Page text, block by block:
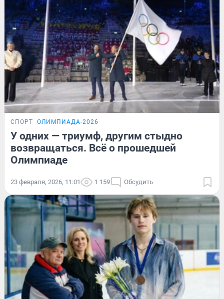
СПОРТ ОЛИМПИАДА-2026
У одних — триумф, другим стыдно
возвращаться. Всё о прошедшей
Олимпиаде
23 февраля, 2026, 11:01 1 159 Обсудить